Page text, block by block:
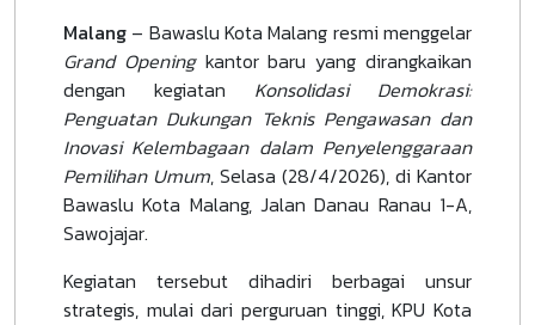
Malang – Bawaslu Kota Malang resmi menggelar
Grand Openingkantor baru yang dirangkaikan
dengan kegiatan Konsolidasi Demokrasi:
Penguatan Dukungan Teknis Pengawasan dan
Inovasi Kelembagaan dalam Penyelenggaraan
Pemilihan Umum, Selasa (28/4/2026), di Kantor
Bawaslu Kota Malang, Jalan Danau Ranau 1-A,
Sawojajar.
Kegiatan tersebut dihadiri berbagai unsur
strategis, mulai dari perguruan tinggi, KPU Kota